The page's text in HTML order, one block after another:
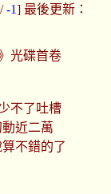
/-1] 最後更新：
光碟首卷
不了吐槽
近二萬
不錯的了